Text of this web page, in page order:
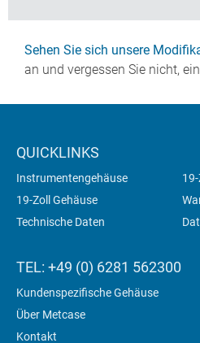
Sehen Sie sich unsere
an und vergessen Sie nicht,
QUICKLINKS
Instrumentengehäuse
19-Zoll Gehäuse
Technische Daten
TEL: +49 (0) 6281 562300
Kundenspezifische Gehäuse
Über Metcase
Kontakt